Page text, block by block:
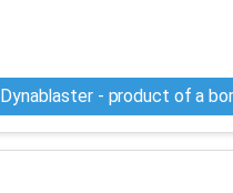
Dynablaster - product of a